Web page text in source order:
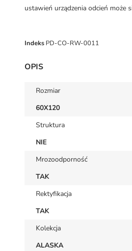
ustawień urządzenia odcień może
Indeks PD-CO-RW-0011
OPIS
Rozmiar
60X120
Struktura
NIE
Mrozoodporność
TAK
Rektyfikacja
TAK
Kolekcja
ALASKA